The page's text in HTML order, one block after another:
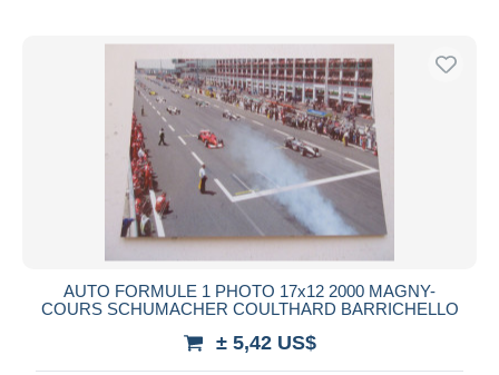
AUTO FORMULE 1 PHOTO 17x12 2000 MAGNY-
COURS SCHUMACHER COULTHARD BARRICHELLO
± 5,42 US$